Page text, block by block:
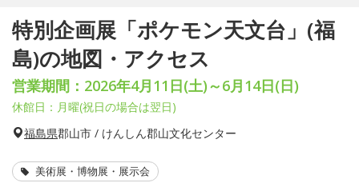
特別企画展「ポケモン天文台」(福
島)の地図・アクセス
営業期間：2026年4月11日(土)～6月14日(日)
休館日：月曜(祝日の場合は翌日)
福島県郡山市 / けんしん郡山文化センター
美術展・博物展・展示会